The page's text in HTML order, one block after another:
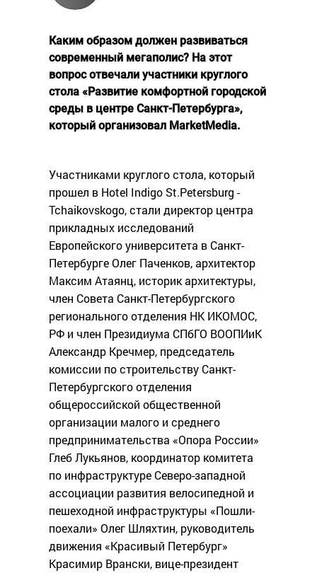
Каким образом должен развиваться
современный мегаполис? На этот
вопрос отвечали участники круглого
стола «Развитие комфортной городской
среды в центре Санкт-Петербурга»,
который организовал MarketMedia.
Участниками круглого стола, который
прошел в Hotel Indigo St.Petersburg -
Tchaikovskogo, стали директор центра
прикладных исследований
Европейского университета в Санкт-
Петербурге Олег Паченков, архитектор
Максим Атаянц, историк архитектуры,
член Совета Санкт-Петербургского
регионального отделения НК ИКОМОС,
РФ и член Президиума СПбГО ВООПИиК
Александр Кречмер, председатель
комиссии по строительству Санкт-
Петербургского отделения
общероссийской общественной
организации малого и среднего
предпринимательства «Опора России»
Глеб Лукьянов, координатор комитета
по инфраструктуре Северо-западной
ассоциации развития велосипедной и
пешеходной инфраструктуры «Пошли-
поехали» Олег Шляхтин, руководитель
движения «Красивый Петербург»
Красимир Врански, вице-президент